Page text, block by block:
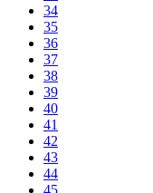
34
35
36
37
38
39
40
41
42
43
44
45